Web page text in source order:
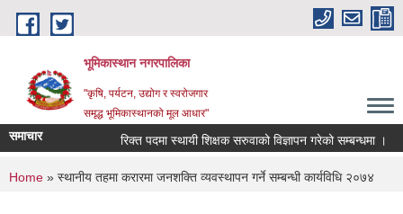
Skip to main content
भूमिकास्थान नगरपालिका
"कृषि, पर्यटन, उद्योग र स्वरोजगार
समृद्ध भूमिकास्थानको मूल आधार"
समाचार रिक्त पदमा स्थायी शिक्षक सरुवाको विज्ञापन गरेको सम्बन्धमा ।
You are here
Home » स्थानीय तहमा करारमा जनशक्ति व्यवस्थापन गर्ने सम्बन्धी कार्यविधि २०७४